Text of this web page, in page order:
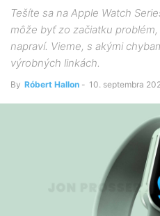
Tešíte sa na Apple Watch
môže byť zo začiatku
napraví. Vieme, s akými
výrobných linkách.
By Róbert Hallon - 10. septembra